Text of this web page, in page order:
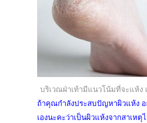
บริเวณฝ่าเท้ามีแนวโน้มที่จะแห้ง
ถ้าคุณกำลังประสบปัญหาผิวแห้ง
เองนะคะว่าเป็นผิวแห้งจากสาเหตุ